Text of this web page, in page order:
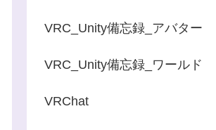
VRC_Unity備忘録_アバター
VRC_Unity備忘録_ワールド
VRChat